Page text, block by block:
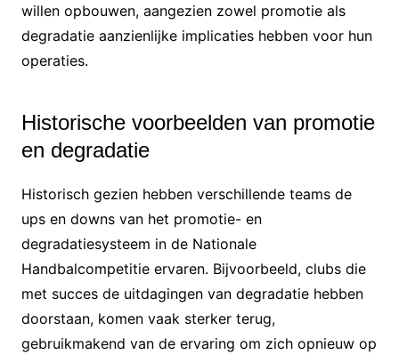
willen opbouwen, aangezien zowel promotie als
degradatie aanzienlijke implicaties hebben voor hun
operaties.
Historische voorbeelden van promotie
en degradatie
Historisch gezien hebben verschillende teams de
ups en downs van het promotie- en
degradatiesysteem in de Nationale
Handbalcompetitie ervaren. Bijvoorbeeld, clubs die
met succes de uitdagingen van degradatie hebben
doorstaan, komen vaak sterker terug,
gebruikmakend van de ervaring om zich opnieuw op